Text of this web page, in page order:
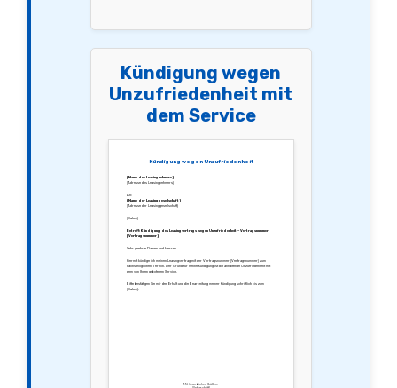
Kündigung wegen
Unzufriedenheit mit
dem Service
Kündigung wegen Unzufriedenheit
[Name des Leasingnehmers]
[Adresse des Leasingnehmers]
An:
[Name der Leasinggesellschaft]
[Adresse der Leasinggesellschaft]
[Datum]
Betreff: Kündigung des Leasingvertrags wegen Unzufriedenheit – Vertragsnummer:
[Vertragsnummer]
Sehr geehrte Damen und Herren,
hiermit kündige ich meinen Leasingvertrag mit der Vertragsnummer [Vertragsnummer] zum
nächstmöglichen Termin. Der Grund für meine Kündigung ist die anhaltende Unzufriedenheit mit
dem von Ihnen gebotenen Service.
Bitte bestätigen Sie mir den Erhalt und die Bearbeitung meiner Kündigung schriftlich bis zum
[Datum].
Mit freundlichen Grüßen,